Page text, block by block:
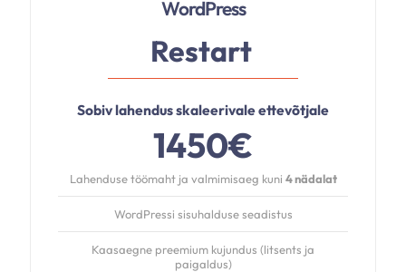
WordPress
Restart
Sobiv lahendus skaleerivale ettevõtjale
1450€
Lahenduse töömaht ja valmimisaeg kuni 4 nädalat
WordPressi sisuhalduse seadistus
Kaasaegne preemium kujundus (litsents ja
paigaldus)